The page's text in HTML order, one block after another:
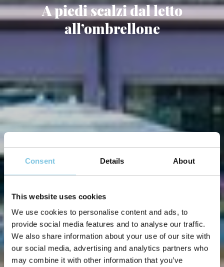
Consent Details About
This website uses cookies
We use cookies to personalise content and ads, to
provide social media features and to analyse our traffic.
We also share information about your use of our site with
our social media, advertising and analytics partners who
may combine it with other information that you’ve
A piedi scalzi dal letto
all’ombrellone